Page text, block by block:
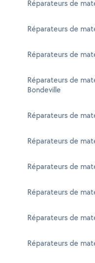
Réparateurs de
Réparateurs de
Réparateurs de
Réparateurs de
Bondeville
Réparateurs de
Réparateurs de
Réparateurs de
Réparateurs de
Réparateurs de
Réparateurs de